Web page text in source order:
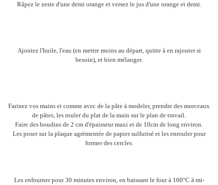
Râpez le zeste d'une demi orange et versez le jus d'une orange et demi.
Ajoutez l'huile, l'eau (en mettre moins au départ, quitte à en rajouter si
besoin), et bien mélanger.
Farinez vos mains et comme avec de la pâte à modeler, prendre des morceaux
de pâtes, les rouler du plat de la main sur le plan de travail.
Faire des boudins de 2 cm d'épaisseur maxi et de 10cm de long environ.
Les poser sur la plaque agrémentée de papier sulfurisé et les enrouler pour
former des cercles.
Les enfourner pour 30 minutes environ, en baissant le four à 160°C à mi-